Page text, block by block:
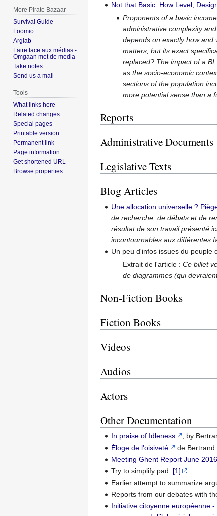
Not that Basic: How Level,
Proponents of a basic
administrative complexity
depends on exactly how and
matters, but its exact
replaced? The impact of a
as the socio-economic
sections of the population
more potential sense than a
Reports
Administrative Documents
Legislative Texts
Blog Articles
Une allocation universelle ?
de recherche, de débats et de
résultat de son travail présenté
incontournables aux différentes
Un peu d'infos issues du peuple
Extrait de l'article : Ce billet
de diagrammes (qui
Non-Fiction Books
Fiction Books
Videos
Audios
Actors
Other Documentation
In praise of Idleness
, by
Éloge de l'oisiveté
de
Meeting Ghent Report June 2016
Try to simplify pad: [1]
Earlier attempt to summarize
Reports from our debates with
Initiative citoyenne européenne
More Pirate Bazaar
Survival Guide
Loomio
Arglab
Faire face aux médias -
Omgaan met de media
Take notes
Send us a mail
Tools
What links here
Related changes
Special pages
Printable version
Permanent link
Page information
Get shortened URL
Browse properties